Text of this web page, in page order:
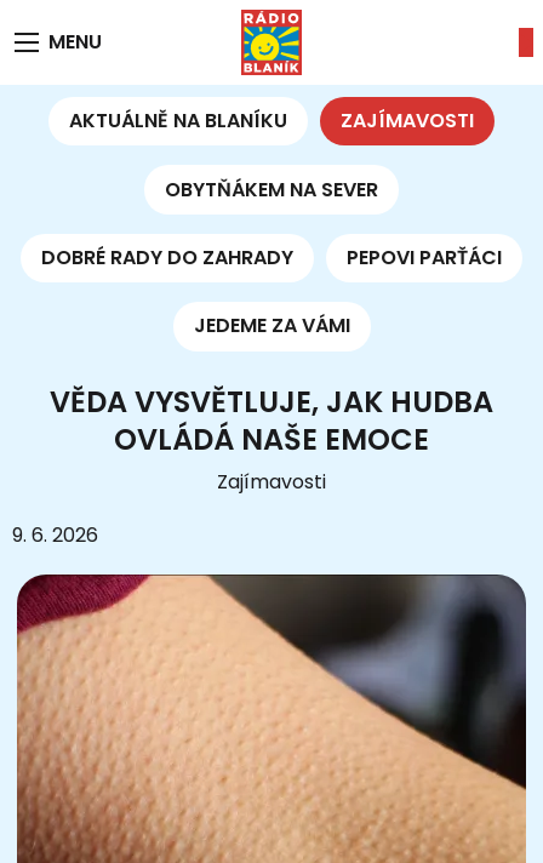
MENU
AKTUÁLNĚ NA BLANÍKU ZAJÍMAVOSTI
OBYTŇÁKEM NA SEVER
DOBRÉ RADY DO ZAHRADY PEPOVI PARŤÁCI
JEDEME ZA VÁMI
VĚDA VYSVĚTLUJE, JAK HUDBA
OVLÁDÁ NAŠE EMOCE
Zajímavosti
9. 6. 2026